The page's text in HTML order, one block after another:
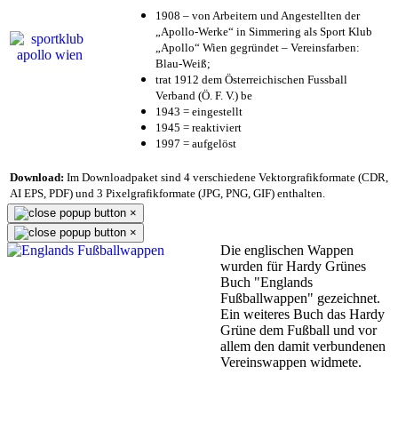
1908 – von Arbeitern und Angestellten der
„Apollo-Werke“ in Simmering als Sport Klub
„Apollo“ Wien gegründet – Vereinsfarben:
Blau-Weiß;
trat 1912 dem Österreichischen Fussball
Verband (Ö. F. V.) be
1943 = eingestellt
1945 = reaktiviert
1997 = aufgelöst
Download: Im Downloadpaket sind 4 verschiedene Vektorgrafikformate (CDR,
AI EPS, PDF) und 3 Pixelgrafikformate (JPG, PNG, GIF) enthalten.
×
×
Die englischen Wappen
wurden für Hardy Grünes
Buch "Englands
Fußballwappen" gezeichnet.
Ein weiteres Buch das Hardy
Grüne dem Fußball und vor
allem den damit verbundenen
Vereinswappen widmete.